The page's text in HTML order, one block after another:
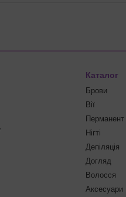
Каталог
Брови
Вії
Перманент
Нігті
Депіляція
Догляд
Волосся
Аксесуари